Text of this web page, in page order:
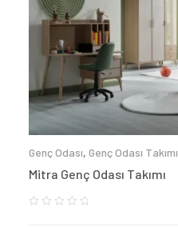
Genç Odası, Genç Odası Takımı
Mitra Genç Odası Takımı